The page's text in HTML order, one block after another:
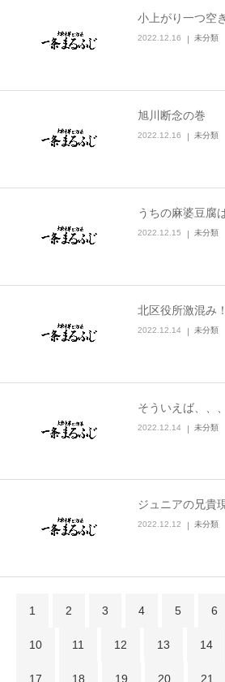
小上がり一つ空
2022.12.16 未分類
旭川断念の巻
2022.12.16 未分類
うちの麻婆豆腐
2022.12.15 未分類
北区役所激混み！
2022.12.14 未分類
そういえば、、、
2022.12.14 未分類
ジュニアの兄貴
2022.12.12 未分類
1 2 3 4 5 6
10 11 12 13 14
17 18 19 20 21